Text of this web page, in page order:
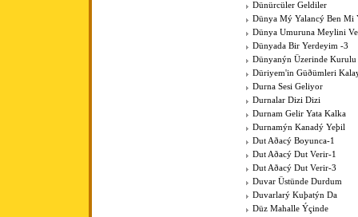
Dünürcüler Geldiler
Dünya Mý Yalancý Ben Mi
Dünya Umuruna Meylini
Dünyada Bir Yerdeyim -3
Dünyanýn Üzerinde
Düriyem'in Güðümleri
Durna Sesi Geliyor
Durnalar Dizi Dizi
Durnam Gelir Yata Kalka
Durnamýn Kanadý Yeþil
Dut Aðacý Boyunca-1
Dut Aðacý Dut Verir-1
Dut Aðacý Dut Verir-3
Duvar Üstünde Durdum
Duvarlarý Kuþatýn Da
Düz Mahalle Ýçinde